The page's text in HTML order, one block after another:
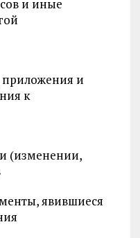
и иные
приложения и
к
(изменении,
явившиеся